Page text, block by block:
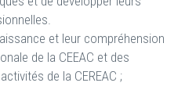
et leur compréhension
de la CEEAC et des
de la CEREAC ;